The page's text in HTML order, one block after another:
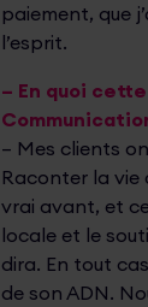
paiement, que
l’esprit.
– En quoi
– Mes clients
Raconter la vie
vrai avant, et
locale et le
dira. En tout
de son ADN.